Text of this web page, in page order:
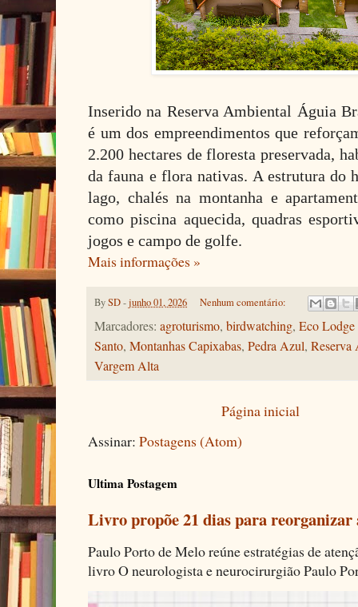
Inserido na Reserva Ambiental Águia
é um dos empreendimentos que
2.200 hectares de floresta preservada,
da fauna e flora nativas. A estrutura do
lago, chalés na montanha e
como piscina aquecida, quadras
jogos e campo de golfe.
Mais informações »
BySD-junho 01, 2026 Nenhum comentário:
Marcadores: agroturismo, birdwatching, Eco Lodge
Santo, Montanhas Capixabas, Pedra Azul, Reserva
Vargem Alta
Página inicial
Assinar: Postagens (Atom)
Ultima Postagem
Livro propõe 21 dias para
Paulo Porto de Melo reúne estratégias de
livro O neurologista e neurocirurgião Paulo